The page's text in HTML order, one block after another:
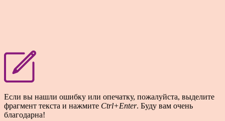
Если вы нашли ошибку или опечатку, пожалуйста, выделите
фрагмент текста и нажмите Ctrl+Enter. Буду вам очень
благодарна!